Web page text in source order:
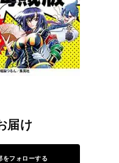
届け
をフォローする